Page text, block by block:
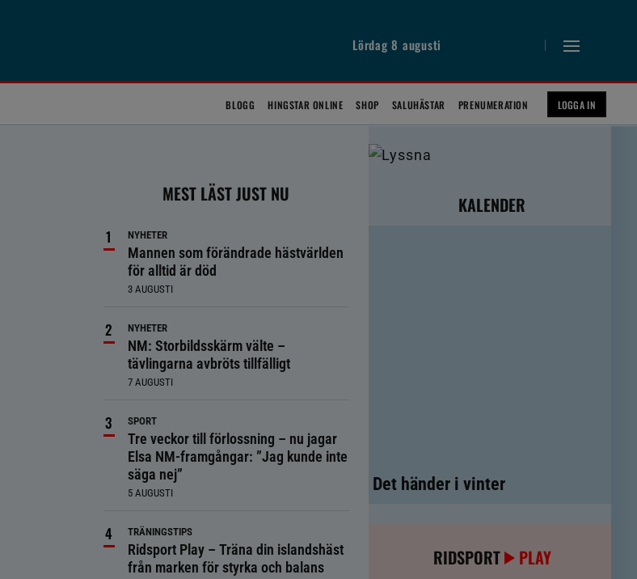
Lördag 8 augusti
BLOGG HINGSTAR ONLINE SHOP SALUHÄSTAR PRENUMERATION LOGGA IN
MEST LÄST JUST NU
NYHETER
Mannen som förändrade hästvärlden
för alltid är död
3 AUGUSTI
NYHETER
NM: Storbildsskärm välte –
tävlingarna avbröts tillfälligt
7 AUGUSTI
SPORT
Tre veckor till förlossning – nu jagar
Elsa NM-framgångar: ”Jag kunde inte
säga nej”
5 AUGUSTI
TRÄNINGSTIPS
Ridsport Play – Träna din islandshäst
från marken för styrka och balans
KALENDER
Det händer i vinter
RIDSPORT PLAY